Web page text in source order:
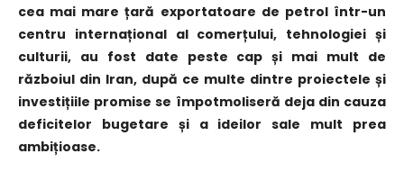
cea mai mare țară exportatoare de petrol într-un
centru internațional al comerțului, tehnologiei și
culturii, au fost date peste cap și mai mult de
războiul din Iran, după ce multe dintre proiectele și
investițiile promise se împotmoliseră deja din cauza
deficitelor bugetare și a ideilor sale mult prea
ambițioase.